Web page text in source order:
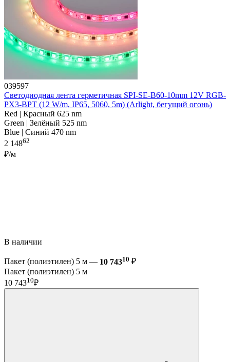
039597
Светодиодная лента герметичная SPI-SE-B60-10mm 12V RGB-
PX3-BPT (12 W/m, IP65, 5060, 5m) (Arlight, бегущий огонь)
Red | Красный 625 nm
Green | Зелёный 525 nm
Blue | Синий 470 nm
2 14862
₽/м
В наличии
Пакет (полиэтилен) 5 м — 10 74310 ₽
Пакет (полиэтилен) 5 м
10 74310₽